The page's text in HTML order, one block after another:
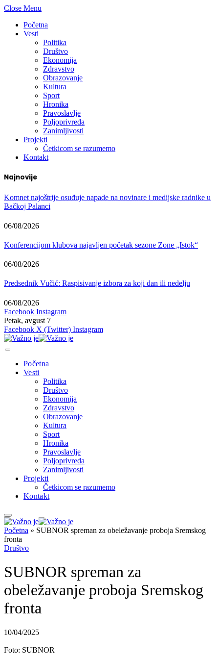
Close Menu
Početna
Vesti
Politika
Društvo
Ekonomija
Zdravstvo
Obrazovanje
Kultura
Sport
Hronika
Pravoslavlje
Poljoprivreda
Zanimljivosti
Projekti
Četkicom se razumemo
Kontakt
Najnovije
Komnet najoštrije osuđuje napade na novinare i medijske radnike u
Bačkoj Palanci
06/08/2026
Konferencijom klubova najavljen početak sezone Zone „Istok“
06/08/2026
Predsednik Vučić: Raspisivanje izbora za koji dan ili nedelju
06/08/2026
Facebook Instagram
Petak, avgust 7
Facebook X (Twitter) Instagram
Početna
Vesti
Politika
Društvo
Ekonomija
Zdravstvo
Obrazovanje
Kultura
Sport
Hronika
Pravoslavlje
Poljoprivreda
Zanimljivosti
Projekti
Četkicom se razumemo
Kontakt
Početna » SUBNOR spreman za obeležavanje proboja Sremskog
fronta
Društvo
SUBNOR spreman za
obeležavanje proboja Sremskog
fronta
10/04/2025
Foto: SUBNOR